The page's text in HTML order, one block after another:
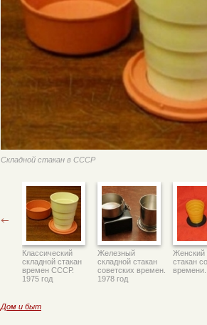
Складной стакан в СССР
Классический
складной стакан
времен СССР.
1975 год
Железный
складной стакан
советских времен.
1978 год
Женский
стакан
времени.
Дом и быт